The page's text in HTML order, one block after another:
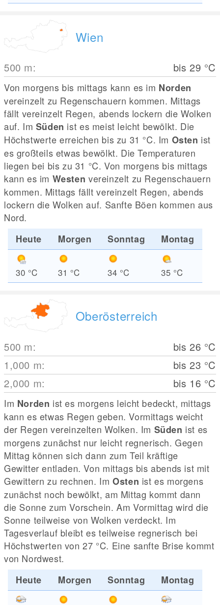
Wien
500 m: bis 29 °C
Von morgens bis mittags kann es im Norden
vereinzelt zu Regenschauern kommen. Mittags
fällt vereinzelt Regen, abends lockern die Wolken
auf. Im Süden ist es meist leicht bewölkt. Die
Höchstwerte erreichen bis zu 31 °C. Im Osten ist
es großteils etwas bewölkt. Die Temperaturen
liegen bei bis zu 31 °C. Von morgens bis mittags
kann es im Westen vereinzelt zu Regenschauern
kommen. Mittags fällt vereinzelt Regen, abends
lockern die Wolken auf. Sanfte Böen kommen aus
Nord.
Heute
Morgen Sonntag Montag
30 °C 31 °C 34 °C 35 °C
Oberösterreich
500 m: bis 26 °C
1,000 m: bis 23 °C
2,000 m: bis 16 °C
Im Norden ist es morgens leicht bedeckt, mittags
kann es etwas Regen geben. Vormittags weicht
der Regen vereinzelten Wolken. Im Süden ist es
morgens zunächst nur leicht regnerisch. Gegen
Mittag können sich dann zum Teil kräftige
Gewitter entladen. Von mittags bis abends ist mit
Gewittern zu rechnen. ImOsten ist es morgens
zunächst noch bewölkt, am Mittag kommt dann
die Sonne zum Vorschein. Am Vormittag wird die
Sonne teilweise von Wolken verdeckt. Im
Tagesverlauf bleibt es teilweise regnerisch bei
Höchstwerten von 27 °C. Eine sanfte Brise kommt
von Nordwest.
Heute
Morgen Sonntag Montag